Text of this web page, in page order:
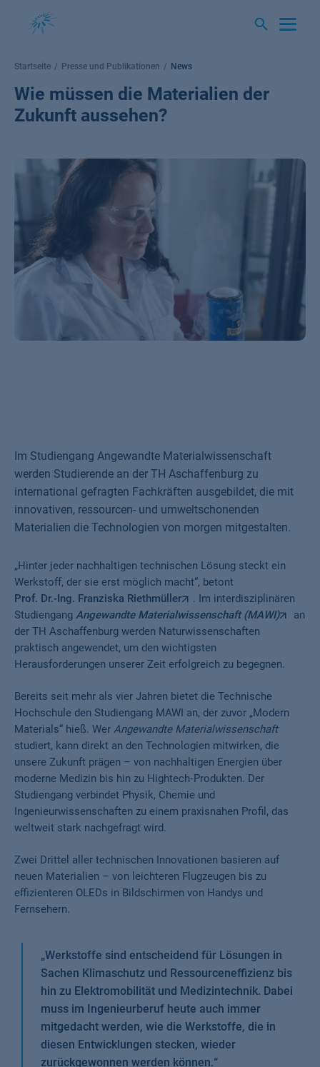
Startseite Presse und Publikationen News
Wie müssen die Materialien der
Zukunft aussehen?
Im Studiengang Angewandte Materialwissenschaft
werden Studierende an der TH Aschaffenburg zu
international gefragten Fachkräften ausgebildet, die mit
innovativen, ressourcen- und umweltschonenden
Materialien die Technologien von morgen mitgestalten.
„Hinter jeder nachhaltigen technischen Lösung steckt ein
Werkstoff, der sie erst möglich macht“, betont
Prof. Dr.-Ing. Franziska Riethmüller
. Im interdisziplinären
Studiengang Angewandte Materialwissenschaft (MAWI)
an
der TH Aschaffenburg werden Naturwissenschaften
praktisch angewendet, um den wichtigsten
Herausforderungen unserer Zeit erfolgreich zu begegnen.
Bereits seit mehr als vier Jahren bietet die Technische
Hochschule den Studiengang MAWI an, der zuvor „Modern
Materials“ hieß. Wer Angewandte Materialwissenschaft
studiert, kann direkt an den Technologien mitwirken, die
unsere Zukunft prägen – von nachhaltigen Energien über
moderne Medizin bis hin zu Hightech‑Produkten. Der
Studiengang verbindet Physik, Chemie und
Ingenieurwissenschaften zu einem praxisnahen Profil, das
weltweit stark nachgefragt wird.
Zwei Drittel aller technischen Innovationen basieren auf
neuen Materialien – von leichteren Flugzeugen bis zu
effizienteren OLEDs in Bildschirmen von Handys und
Fernsehern.
„Werkstoffe sind entscheidend für Lösungen in
Sachen Klimaschutz und Ressourceneffizienz bis
hin zu Elektromobilität und Medizintechnik. Dabei
muss im Ingenieurberuf heute auch immer
mitgedacht werden, wie die Werkstoffe, die in
diesen Entwicklungen stecken, wieder
zurückgewonnen werden können.“